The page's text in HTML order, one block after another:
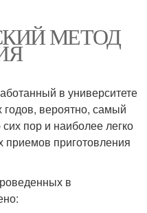
МЕТОД
в университете
вероятно, самый
пор и наиболее легко
приготовления
в